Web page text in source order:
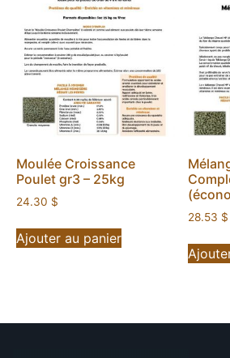
Moulée Croissance
Poulet gr3 – 25kg
24.30 $
Ajouter au panier
28.53 $